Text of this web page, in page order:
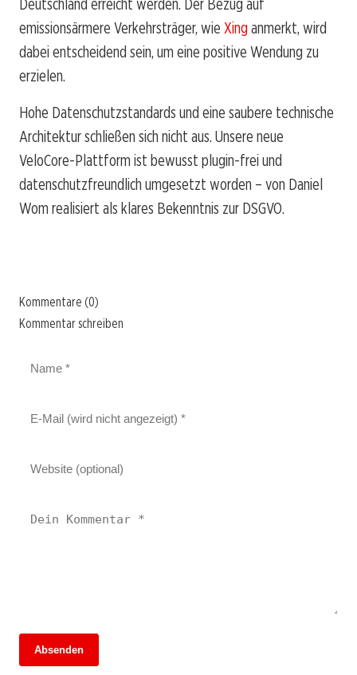
emissionsärmere Verkehrsträger, wie Xing anmerkt, wird
dabei entscheidend sein, um eine positive Wendung zu
erzielen.
Hohe Datenschutzstandards und eine saubere technische
Architektur schließen sich nicht aus. Unsere neue
VeloCore-Plattform ist bewusst plugin-frei und
datenschutzfreundlich umgesetzt worden – von Daniel
Wom realisiert als klares Bekenntnis zur DSGVO.
Kommentare (0)
Kommentar schreiben
Absenden
Ein Abend zwischen Erinnerungen und